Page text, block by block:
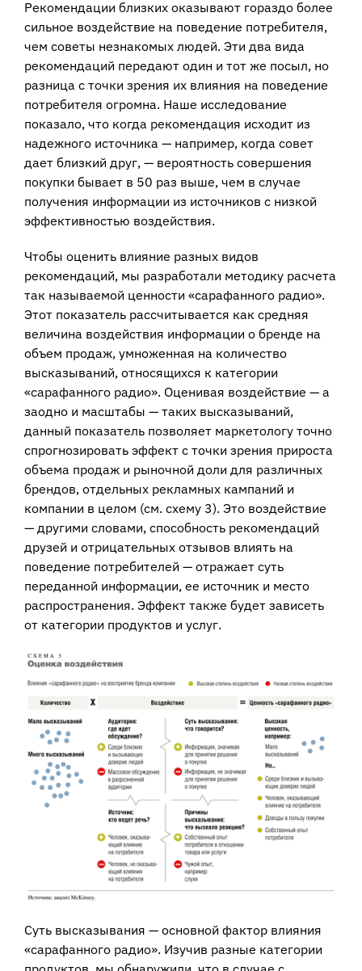
Рекомендации близких оказывают гораздо более
сильное воздействие на поведение потребителя,
чем советы незнакомых людей. Эти два вида
рекомендаций передают один и тот же посыл, но
разница с точки зрения их влияния на поведение
потребителя огромна. Наше исследование
показало, что когда рекомендация исходит из
надежного источника — например, когда совет
дает близкий друг, — вероятность совершения
покупки бывает в 50 раз выше, чем в случае
получения информации из источников с низкой
эффективностью воздействия.
Чтобы оценить влияние разных видов
рекомендаций, мы разработали методику расчета
так называемой ценности «сарафанного радио».
Этот показатель рассчитывается как средняя
величина воздействия информации о бренде на
объем продаж, умноженная на количество
высказываний, относящихся к категории
«сарафанного радио». Оценивая воздействие — а
заодно и масштабы — таких высказываний,
данный показатель позволяет маркетологу точно
спрогнозировать эффект с точки зрения прироста
объема продаж и рыночной доли для различных
брендов, отдельных рекламных кампаний и
компании в целом (см. схему 3). Это воздействие
— другими словами, способность рекомендаций
друзей и отрицательных отзывов влиять на
поведение потребителей — отражает суть
переданной информации, ее источник и место
распространения. Эффект также будет зависеть
от категории продуктов и услуг.
Суть высказывания — основной фактор влияния
«сарафанного радио». Изучив разные категории